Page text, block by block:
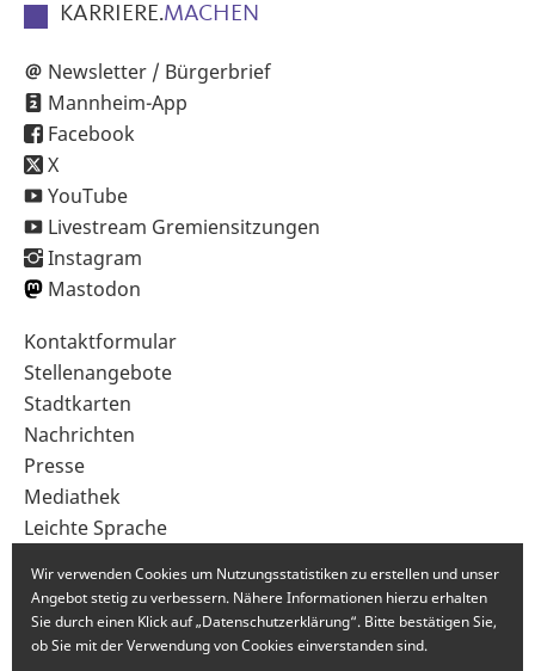
KARRIERE.MACHEN
Newsletter / Bürgerbrief
Mannheim-App
Facebook
X
YouTube
Livestream Gremiensitzungen
Instagram
Mastodon
Sekundärnavigation
im
Fußbereich
Kontaktformular
Stellenangebote
Stadtkarten
Nachrichten
Presse
Mediathek
Leichte Sprache
Wir verwenden Cookies um Nutzungsstatistiken zu erstellen und unser
Angebot stetig zu verbessern. Nähere Informationen hierzu erhalten
Sie durch einen Klick auf „Datenschutzerklärung“. Bitte bestätigen Sie,
ob Sie mit der Verwendung von Cookies einverstanden sind.